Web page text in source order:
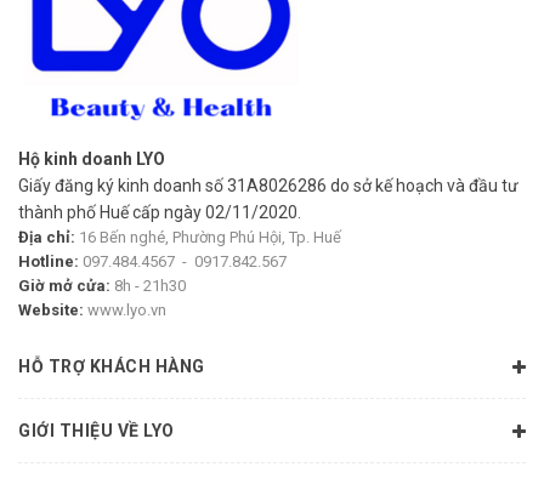
Hộ kinh doanh LYO
Giấy đăng ký kinh doanh số 31A8026286 do sở kế hoạch và đầu tư
thành phố Huế cấp ngày 02/11/2020.
Địa chỉ: 16 Bến nghé, Phường Phú Hội, Tp. Huế
Hotline: 097.484.4567 - 0917.842.567
Giờ mở cửa: 8h - 21h30
Website: www.lyo.vn
HỖ TRỢ KHÁCH HÀNG
GIỚI THIỆU VỀ LYO